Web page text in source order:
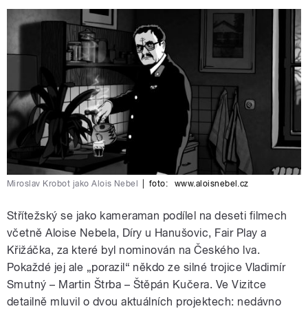
Miroslav Krobot jako Alois Nebel foto: www.aloisnebel.cz
Střítežský se jako kameraman podílel na deseti filmech
včetně Aloise Nebela, Díry u Hanušovic, Fair Play a
Křižáčka, za které byl nominován na Českého lva.
Pokaždé jej ale „porazil“ někdo ze silné trojice Vladimír
Smutný – Martin Štrba – Štěpán Kučera. Ve Vizitce
detailně mluvil o dvou aktuálních projektech: nedávno